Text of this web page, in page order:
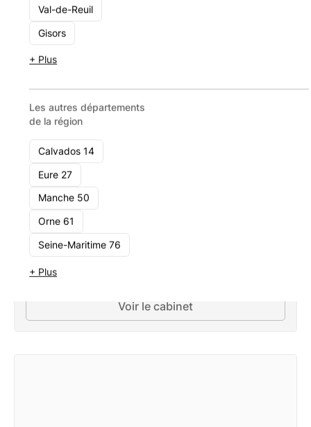
Val-de-Reuil
Gisors
+ Plus
Les autres départements
de la région
Calvados 14
Eure 27
Manche 50
Orne 61
Seine-Maritime 76
+ Plus
Parangon Patrimoine
Deauville
Voir le cabinet